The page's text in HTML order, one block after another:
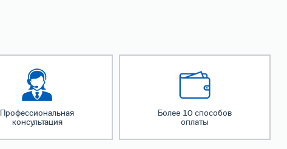
Профессиональная
консультация
Более 10 способов
оплаты